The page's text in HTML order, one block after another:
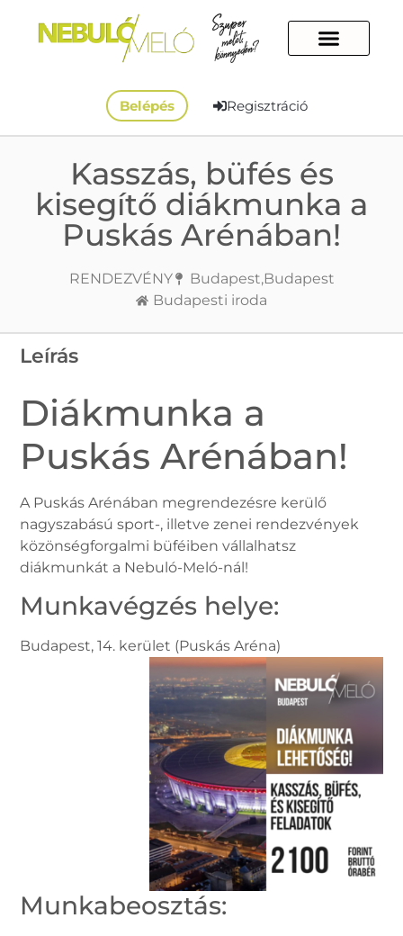
Belépés Regisztráció
Kasszás, büfés és
kisegítő diákmunka a
Puskás Arénában!
RENDEZVÉNY Budapest,Budapest
Budapesti iroda
Leírás
Diákmunka a
Puskás Arénában!
A Puskás Arénában megrendezésre kerülő
nagyszabású sport-, illetve zenei rendezvények
közönségforgalmi büféiben vállalhatsz
diákmunkát a Nebuló-Meló-nál!
Munkavégzés helye:
Budapest, 14. kerület (Puskás Aréna)
Munkabeosztás: